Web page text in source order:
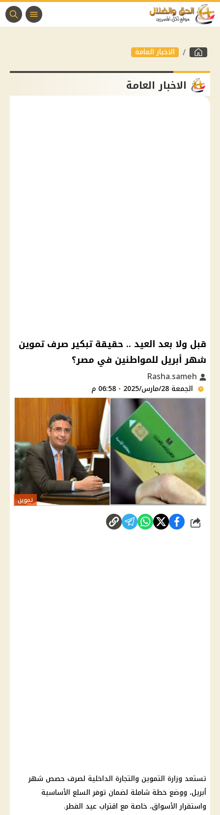
الاخبار العامة
الاخبار العامة
قبل ولا بعد العيد .. حقيقة تبكير صرف تموين
شهر أبريل للمواطنين في مصر؟
الجمعة 28/مارس/2025 - 06:58 م
تموين
شارك
تستعد وزارة التموين والتجارة الداخلية لصرف حصص شهر
أبريل، ووضع خطة شاملة لضمان توفر السلع الأساسية
واستقرار الأسواق، خاصة مع اقتراب عيد الفطر.